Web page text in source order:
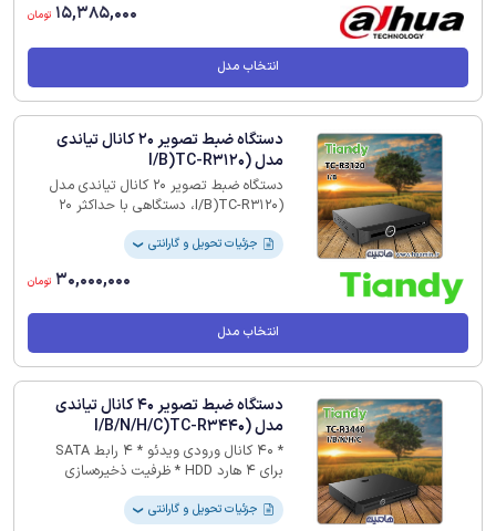
15,385,000 تومان
انتخاب مدل
دستگاه ضبط تصویر 20 کانال تیاندی
مدل (I/B)TC-R3120
دستگاه ضبط تصویر 20 کانال تیاندی مدل
(I/B)TC-R3120، دستگاهی با حداکثر 20
ترابایت برای هارد 1HDD، قابلیت ضبط با
رزولوشن 8 مگاپیکسل را دارد که با بهره گیری
از فرمت فشرده سازی S+265 به طور موثر
پارس ارتباط در فروشگاه اینترنتی هامین
عرضه می شود.
جزئیات تحویل و گارانتی ❯
30,000,000 تومان
انتخاب مدل
دستگاه ضبط تصویر 40 کانال تیاندی
مدل (I/B/N/H/C)TC-R3440
* 40 کانال ورودی ویدئو * 4 رابط SATA
برای 4 هارد HDD * ظرفیت ذخیره‌سازی
جزئیات تحویل و گارانتی ❯